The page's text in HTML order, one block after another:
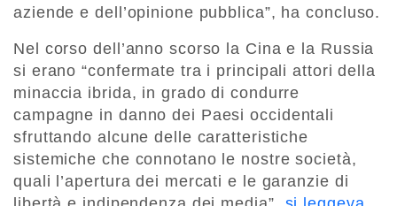
aziende e dell’opinione pubblica”, ha concluso.
Nel corso dell’anno scorso la Cina e la Russia
si erano “confermate tra i principali attori della
minaccia ibrida, in grado di condurre
campagne in danno dei Paesi occidentali
sfruttando alcune delle caratteristiche
sistemiche che connotano le nostre società,
quali l’apertura dei mercati e le garanzie di